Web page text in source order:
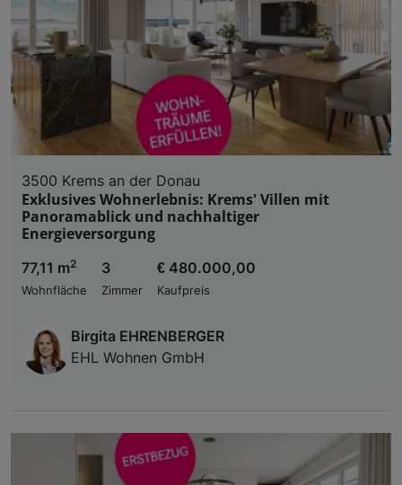
3500 Krems an der Donau
Exklusives Wohnerlebnis: Krems' Villen mit
Panoramablick und nachhaltiger
Energieversorgung
77,11 m2
Wohnfläche
3
Zimmer
€ 480.000,00
Kaufpreis
Birgita EHRENBERGER
EHL Wohnen GmbH